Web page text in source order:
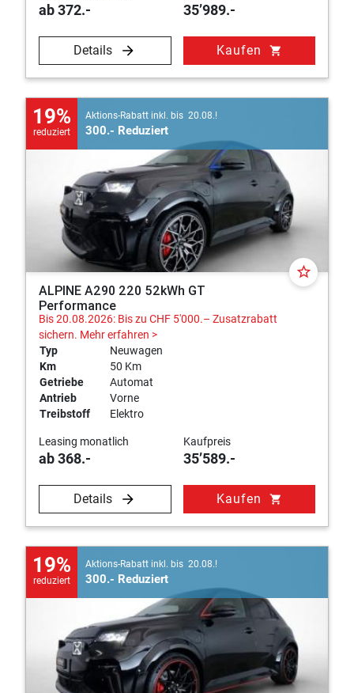
ab 372.- 35’989.-
Details Kaufen shopping_cart
19%
reduziert
Aktions-Rabatt inkl. bis 20.08.!
300.- Reduziert
star_border
ALPINE A290 220 52kWh GT
Performance
Bis 20.08.2026: Bis zu CHF 5'000.– Zusatzrabatt
sichern. Mehr erfahren >
Typ
Neuwagen
Km
50 Km
Getriebe
Automat
Antrieb
Vorne
Treibstoff
Elektro
Leasing monatlich
ab 368.-
Kaufpreis
35’589.-
Details Kaufen shopping_cart
19%
reduziert
Aktions-Rabatt inkl. bis 20.08.!
300.- Reduziert